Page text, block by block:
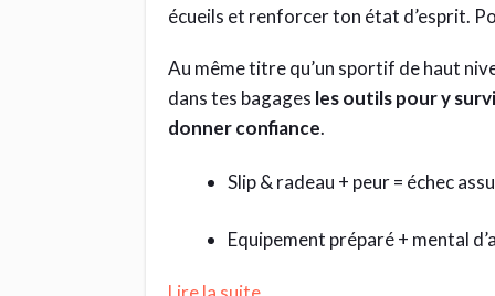
écueils et renforcer ton état d’esprit.
Au même titre qu’un sportif de haut
dans tes bagages les outils pour y
donner confiance.
Slip & radeau + peur = échec
Equipement préparé + mental